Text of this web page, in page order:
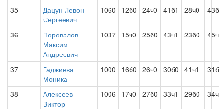
35
Дацун Левон
Сергеевич
1060 12б0 24ч0 41б1 28ч0
36
Перевалов
Максим
Андреевич
1037 15ч0 25б0 43ч1 23б0
37
Гаджиева
Моника
1000 16б0 26ч0 30б0 41ч1
38
Алексеев
Виктор
1006 17ч0 27б0 33ч1 29б0